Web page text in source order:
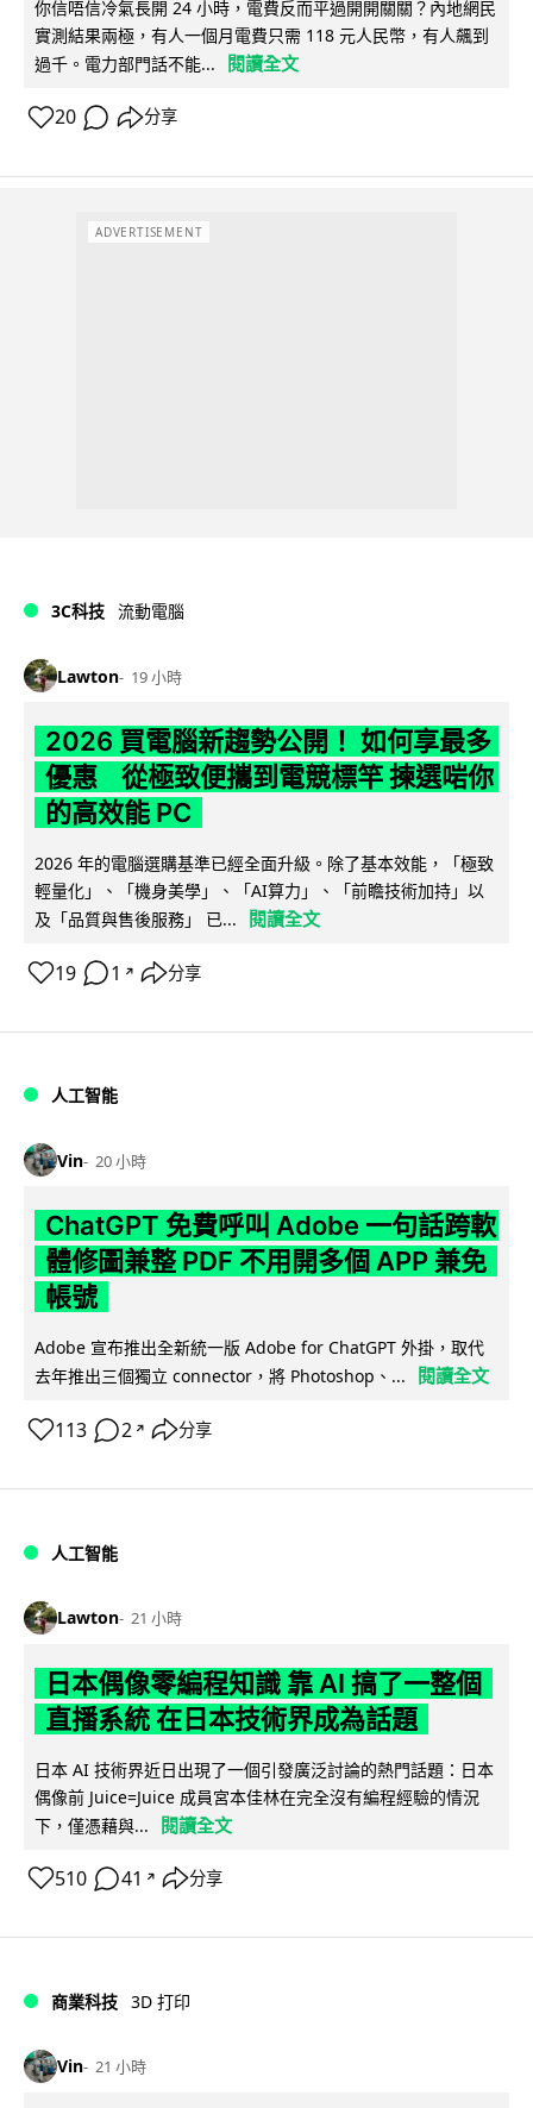
你信唔信冷氣長開 24 小時，電費反而平過開開關關？內地網民
實測結果兩極，有人一個月電費只需 118 元人民幣，有人飆到
過千。電力部門話不能...
閱讀全文
20 分享
ADVERTISEMENT
3C科技 流動電腦
Lawton 19 小時
2026 買電腦新趨勢公開！ 如何享最多
優惠 從極致便攜到電競標竿 揀選啱你
的高效能 PC
2026 年的電腦選購基準已經全面升級。除了基本效能，「極致
輕量化」、「機身美學」、「AI算力」、「前瞻技術加持」以
及「品質與售後服務」 已...
閱讀全文
19 1 ↗ 分享
人工智能
Vin 20 小時
ChatGPT 免費呼叫 Adobe 一句話跨軟
體修圖兼整 PDF 不用開多個 APP 兼免
帳號
Adobe 宣布推出全新統一版 Adobe for ChatGPT 外掛，取代
去年推出三個獨立 connector，將 Photoshop、...
閱讀全文
113 2 ↗ 分享
人工智能
Lawton 21 小時
日本偶像零編程知識 靠 AI 搞了一整個
直播系統 在日本技術界成為話題
日本 AI 技術界近日出現了一個引發廣泛討論的熱門話題：日本
偶像前 Juice=Juice 成員宮本佳林在完全沒有編程經驗的情況
下，僅憑藉與...
閱讀全文
510 41 ↗ 分享
商業科技 3D 打印
Vin 21 小時